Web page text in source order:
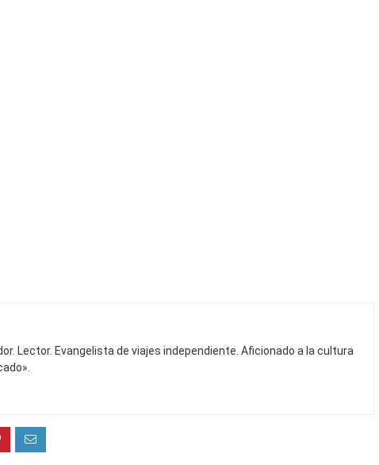
Lector. Evangelista de viajes independiente. Aficionado a la cultura